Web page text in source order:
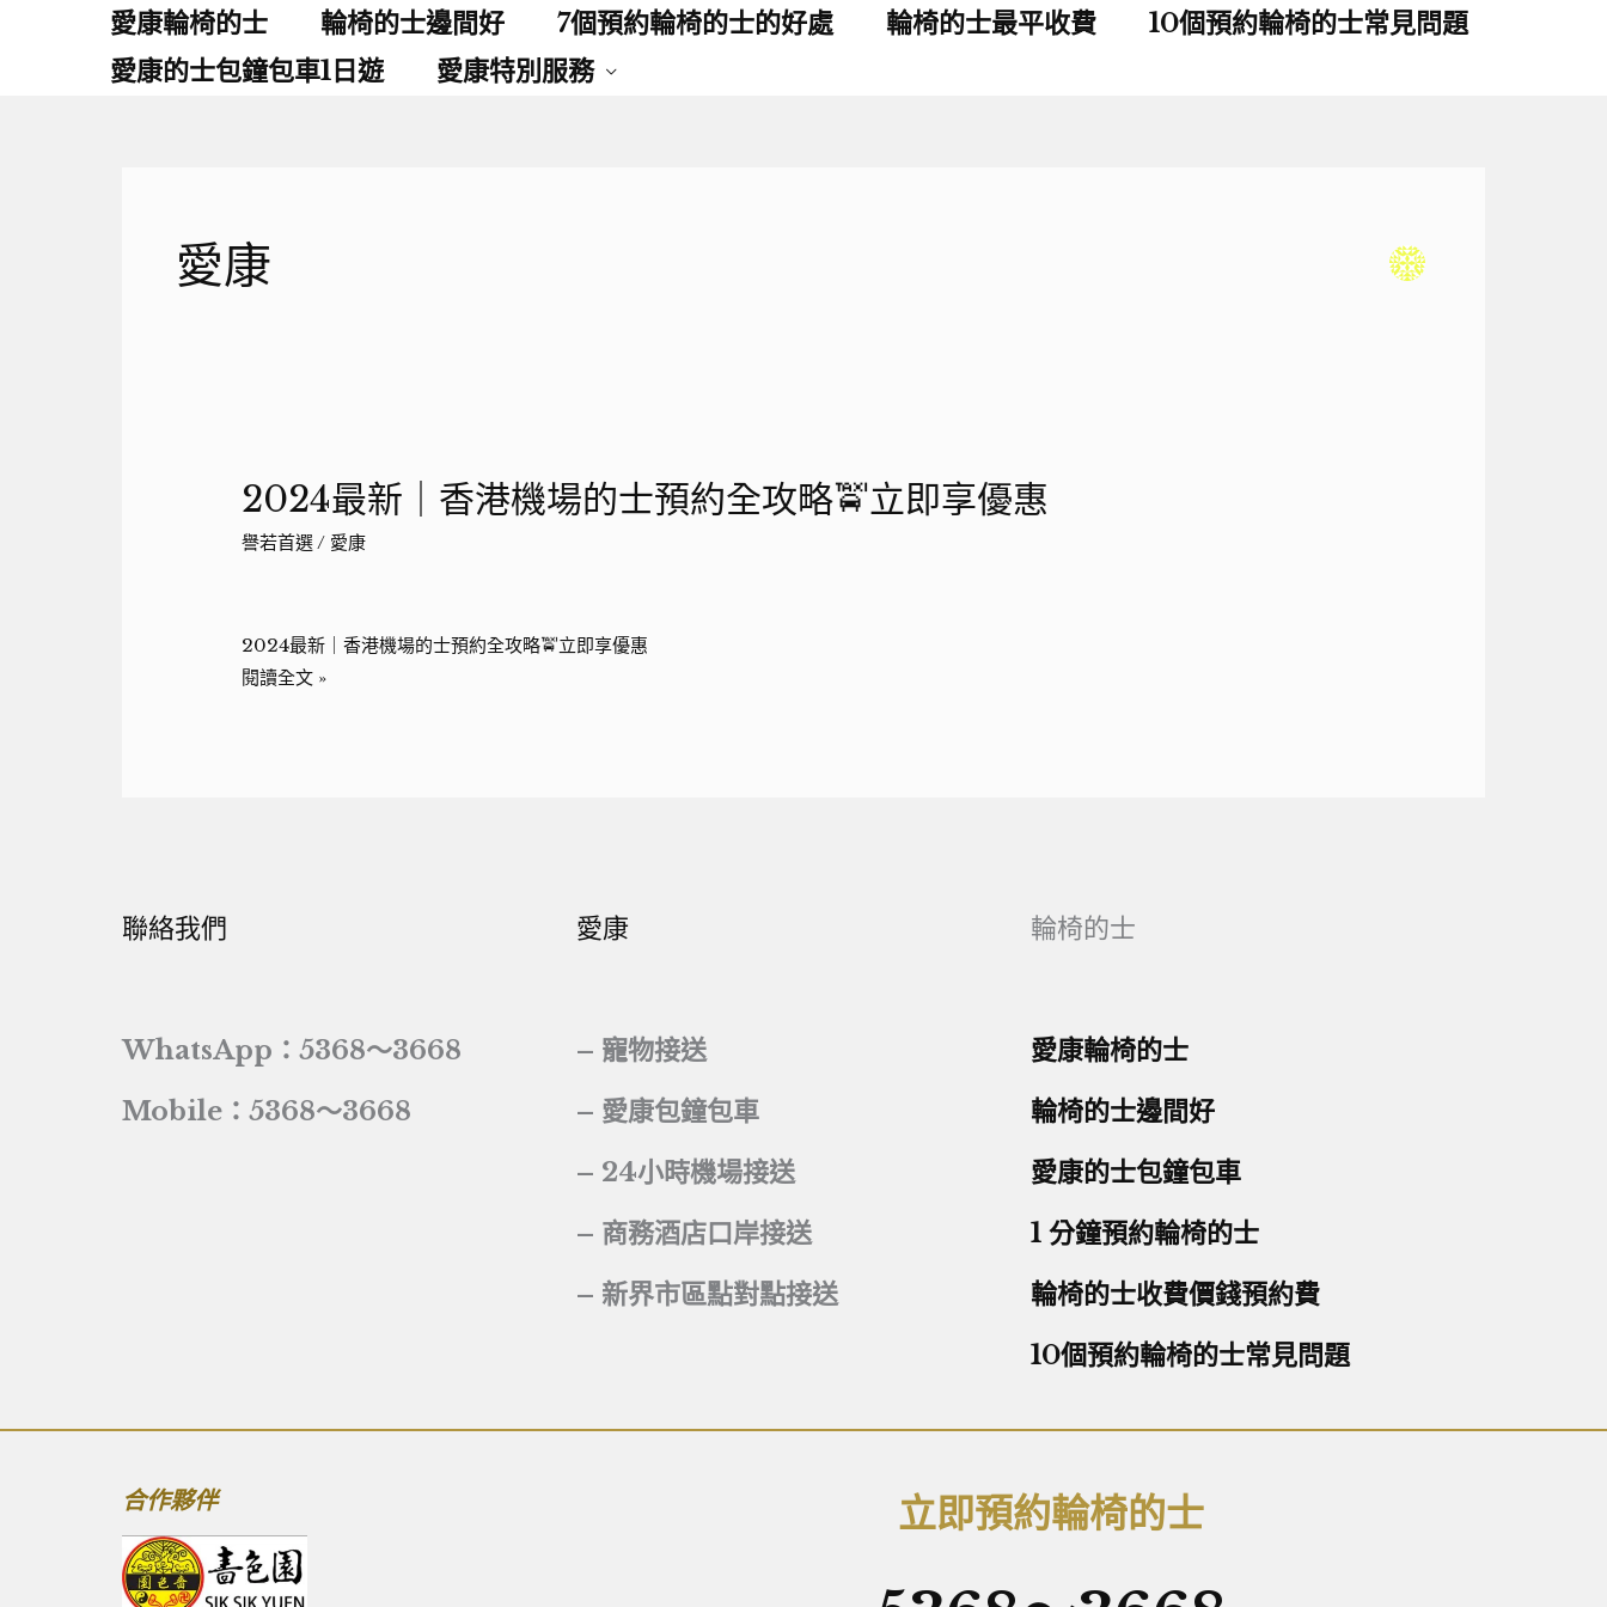
愛康輪椅的士 輪椅的士邊間好 7個預約輪椅的士的好處 輪椅的士最平收費
10個預約輪椅的士常見問題
愛康的士包鐘包車1日遊
愛康特別服務
愛康
2024最新｜香港機場的士預約全攻略🚖立即享優惠
譽若首選/ 愛康
2024最新｜香港機場的士預約全攻略🚖立即享優惠
閱讀全文 »
聯絡我們
WhatsApp：5368～3668
Mobile：5368～3668
愛康
– 寵物接送
– 愛康包鐘包車
– 24小時機場接送
– 商務酒店口岸接送
– 新界市區點對點接送
輪椅的士
愛康輪椅的士
輪椅的士邊間好
愛康的士包鐘包車
1 分鐘預約輪椅的士
輪椅的士收費價錢預約費
10個預約輪椅的士常見問題
合作夥伴 立即預約輪椅的士